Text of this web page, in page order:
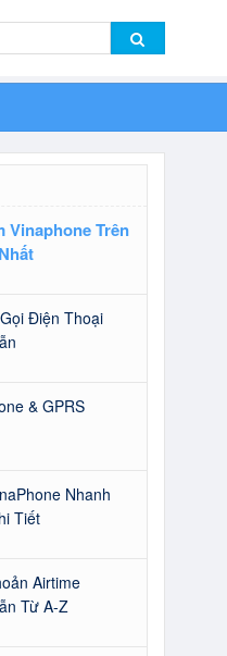
Vinaphone Trên
Điện Thoại
& GPRS
Nhanh
Tiết
Airtime
Từ A-Z